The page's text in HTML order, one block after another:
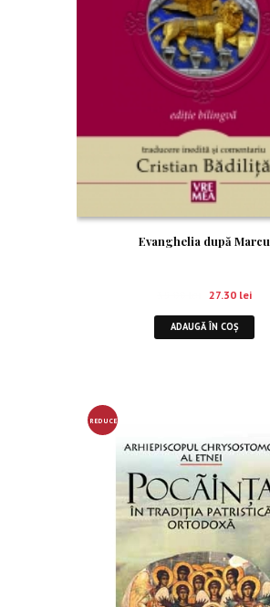
Evanghelia după Marcu
27.30 lei
ADAUGĂ ÎN COȘ
REDUCE